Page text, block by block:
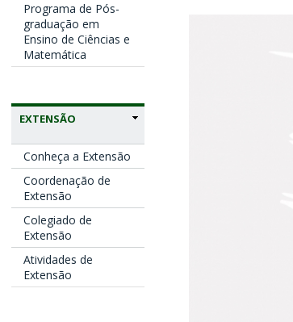
Programa de Pós-
graduação em
Ensino de Ciências e
Matemática
EXTENSÃO
Conheça a Extensão
Coordenação de
Extensão
Colegiado de
Extensão
Atividades de
Extensão